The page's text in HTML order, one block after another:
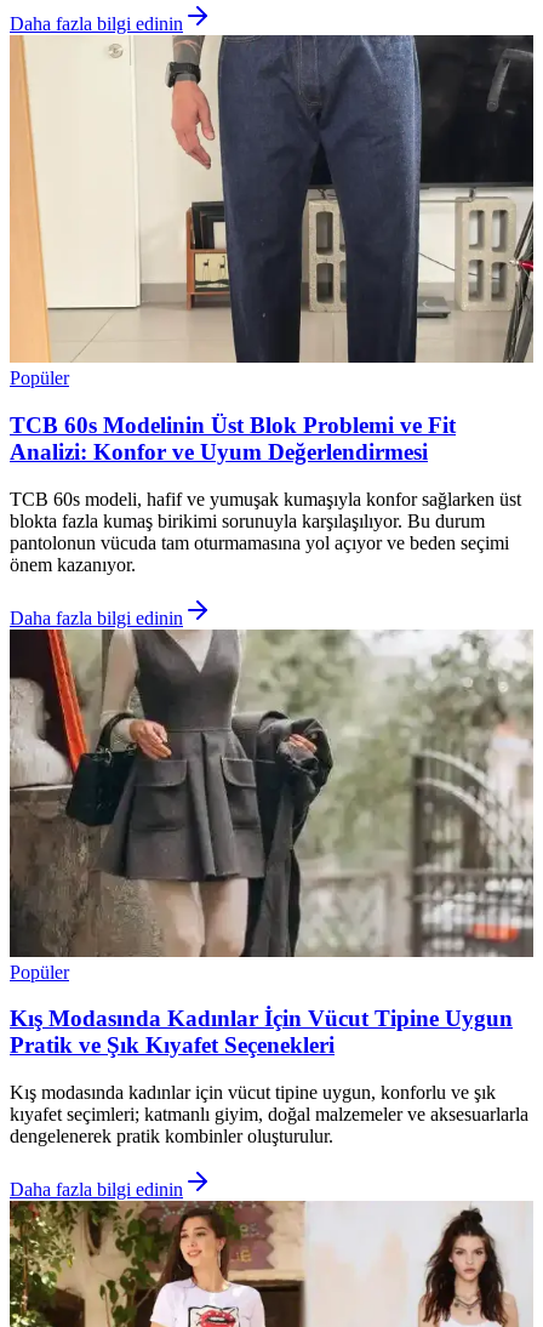
Daha fazla bilgi edinin
Popüler
TCB 60s Modelinin Üst Blok Problemi ve Fit
Analizi: Konfor ve Uyum Değerlendirmesi
TCB 60s modeli, hafif ve yumuşak kumaşıyla konfor sağlarken üst
blokta fazla kumaş birikimi sorunuyla karşılaşılıyor. Bu durum
pantolonun vücuda tam oturmamasına yol açıyor ve beden seçimi
önem kazanıyor.
Daha fazla bilgi edinin
Popüler
Kış Modasında Kadınlar İçin Vücut Tipine Uygun
Pratik ve Şık Kıyafet Seçenekleri
Kış modasında kadınlar için vücut tipine uygun, konforlu ve şık
kıyafet seçimleri; katmanlı giyim, doğal malzemeler ve aksesuarlarla
dengelenerek pratik kombinler oluşturulur.
Daha fazla bilgi edinin